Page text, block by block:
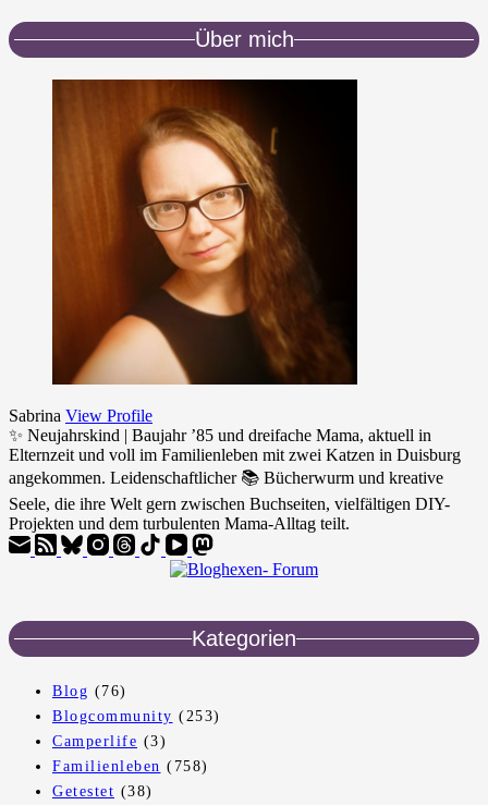
Über mich
Sabrina View Profile
✨ Neujahrskind | Baujahr ’85 und dreifache Mama, aktuell in
Elternzeit und voll im Familienleben mit zwei Katzen in Duisburg
angekommen. Leidenschaftlicher 📚 Bücherwurm und kreative
Seele, die ihre Welt gern zwischen Buchseiten, vielfältigen DIY-
Projekten und dem turbulenten Mama-Alltag teilt.
Kategorien
Blog (76)
Blogcommunity (253)
Camperlife (3)
Familienleben (758)
Getestet (38)